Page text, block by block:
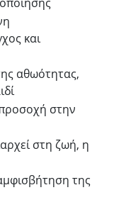
και
αθωότητας,
στην
στη ζωή, η
της